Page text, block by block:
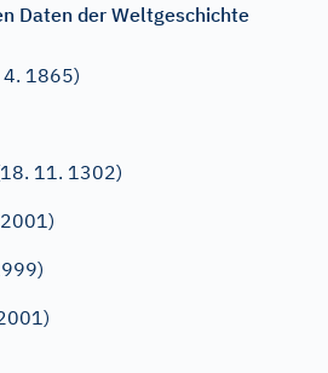
Daten der Weltgeschichte
4. 1865)
11. 1302)